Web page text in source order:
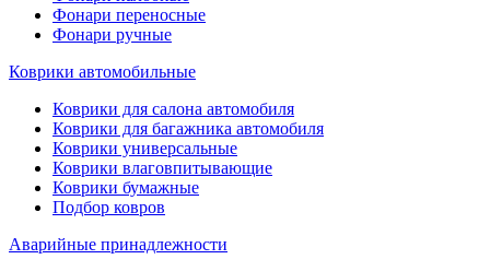
Фонари переносные
Фонари ручные
Коврики автомобильные
Коврики для салона автомобиля
Коврики для багажника автомобиля
Коврики универсальные
Коврики влаговпитывающие
Коврики бумажные
Подбор ковров
Аварийные принадлежности